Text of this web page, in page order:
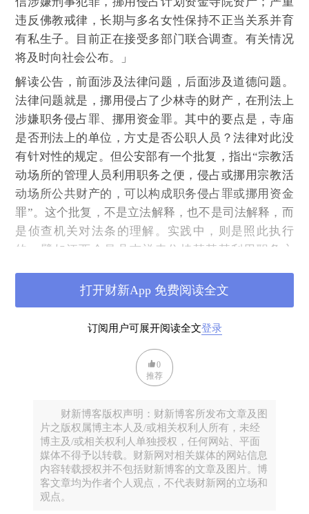
违反佛教戒律，长期与多名女性保持不正当关系并育
有私生子。目前正在接受多部门联合调查。有关情况
将及时向社会公布。」
解读公告，前面涉及法律问题，后面涉及道德问题。
法律问题就是，挪用侵占了少林寺的财产，在刑法上
涉嫌职务侵占罪、挪用资金罪。其中的要点是，寺庙
是否刑法上的单位，方丈是否公职人员？法律对此没
有针对性的规定。但公安部有一个批复，指出“宗教活
动场所的管理人员利用职务之便，侵占或挪用宗教活
动场所公共财产的，可以构成职务侵占罪或挪用资金
罪”。这个批复，不是立法解释，也不是司法解释，而
是侦查机关对法条的理解。实践中，则是照此执行
的。譬如江西会昌县吉祥寺住持韩某某利用职务之
侵占罪判处有期徒刑八个月。寺庙是民间组织，方丈
是主持人，是民间人士，非官方人士，所以没有指控
为贪污罪、挪用公款罪，而是职务侵占罪、挪用资金
寺庙经济尚无一套有效监督制度。寺庙没有向社会公
开施主捐赠的制度，没有财务报表，也没有审计，只
产生绝对的腐败。所以，有钱的大和尚出事不稀奇。
至于和尚与女性有不正当关系，违反戒律，亦要被
罚。大和尚的私德有亏，传闻多年了，都没事，直到
这次出事，大概率是机缘巧合，在经营经济中没有搞
好平衡，就被查了。
订阅用户可展开阅读全文登录
打开财新App 免费阅读全文
0
推荐
财新博客版权声明：财新博客所发布文章及图
片之版权属博主本人及/或相关权利人所有，未经
博主及/或相关权利人单独授权，任何网站、平面
媒体不得予以转载。财新网对相关媒体的网站信息
内容转载授权并不包括财新博客的文章及图片。博
客文章均为作者个人观点，不代表财新网的立场和
观点。